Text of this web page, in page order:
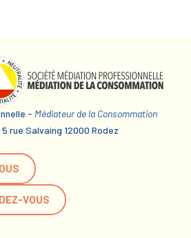
- Médiateur de la Consommation
rue Salvaing 12000 Rodez
VOUS